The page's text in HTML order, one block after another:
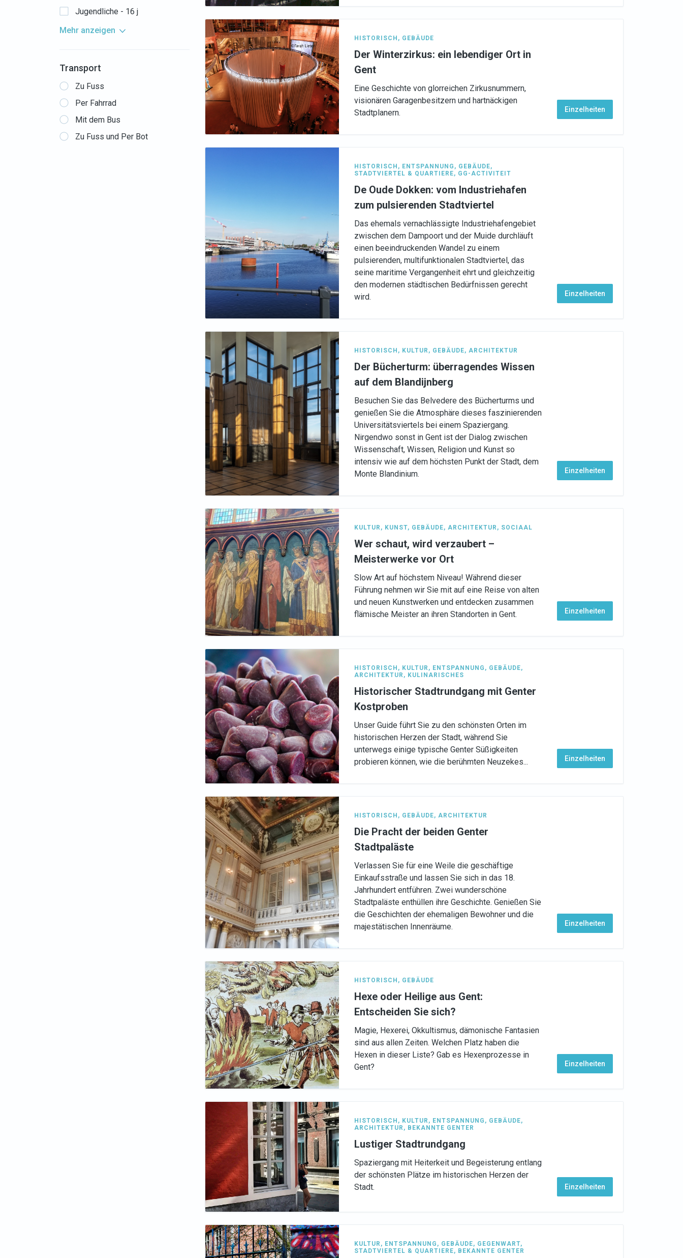
Jugendliche - 16 j
Mehr anzeigen
Transport
Zu Fuss
Per Fahrrad
Mit dem Bus
Zu Fuss und Per Bot
HISTORISCH , GEBÄUDE
Der Winterzirkus: ein lebendiger Ort in
Gent
Eine Geschichte von glorreichen Zirkusnummern,
visionären Garagenbesitzern und hartnäckigen
Stadtplanern.
Einzelheiten
HISTORISCH , ENTSPANNUNG , GEBÄUDE,
STADTVIERTEL & QUARTIERE, GG-ACTIVITEIT
De Oude Dokken: vom Industriehafen
zum pulsierenden Stadtviertel
Das ehemals vernachlässigte Industriehafengebiet
zwischen dem Dampoort und der Muide durchläuft
einen beeindruckenden Wandel zu einem
pulsierenden, multifunktionalen Stadtviertel, das
seine maritime Vergangenheit ehrt und gleichzeitig
den modernen städtischen Bedürfnissen gerecht
wird.
Einzelheiten
HISTORISCH , KULTUR , GEBÄUDE, ARCHITEKTUR
Der Bücherturm: überragendes Wissen
auf dem Blandijnberg
Besuchen Sie das Belvedere des Bücherturms und
genießen Sie die Atmosphäre dieses faszinierenden
Universitätsviertels bei einem Spaziergang.
Nirgendwo sonst in Gent ist der Dialog zwischen
Wissenschaft, Wissen, Religion und Kunst so
intensiv wie auf dem höchsten Punkt der Stadt, dem
Monte Blandinium.
Einzelheiten
KULTUR , KUNST, GEBÄUDE, ARCHITEKTUR , SOCIAAL
Wer schaut, wird verzaubert –
Meisterwerke vor Ort
Slow Art auf höchstem Niveau! Während dieser
Führung nehmen wir Sie mit auf eine Reise von alten
und neuen Kunstwerken und entdecken zusammen
flämische Meister an ihren Standorten in Gent.
Einzelheiten
HISTORISCH , KULTUR , ENTSPANNUNG , GEBÄUDE,
ARCHITEKTUR , KULINARISCHES
Historischer Stadtrundgang mit Genter
Kostproben
Unser Guide führt Sie zu den schönsten Orten im
historischen Herzen der Stadt, während Sie
unterwegs einige typische Genter Süßigkeiten
probieren können, wie die berühmten Neuzekes...
Einzelheiten
HISTORISCH , GEBÄUDE, ARCHITEKTUR
Die Pracht der beiden Genter
Stadtpaläste
Verlassen Sie für eine Weile die geschäftige
Einkaufsstraße und lassen Sie sich in das 18.
Jahrhundert entführen. Zwei wunderschöne
Stadtpaläste enthüllen ihre Geschichte. Genießen Sie
die Geschichten der ehemaligen Bewohner und die
majestätischen Innenräume.
Einzelheiten
HISTORISCH , GEBÄUDE
Hexe oder Heilige aus Gent:
Entscheiden Sie sich?
Magie, Hexerei, Okkultismus, dämonische Fantasien
sind aus allen Zeiten. Welchen Platz haben die
Hexen in dieser Liste? Gab es Hexenprozesse in
Gent?
Einzelheiten
HISTORISCH , KULTUR , ENTSPANNUNG , GEBÄUDE,
ARCHITEKTUR , BEKANNTE GENTER
Lustiger Stadtrundgang
Spaziergang mit Heiterkeit und Begeisterung entlang
der schönsten Plätze im historischen Herzen der
Stadt.
Einzelheiten
KULTUR , ENTSPANNUNG , GEBÄUDE, GEGENWART,
STADTVIERTEL & QUARTIERE, BEKANNTE GENTER